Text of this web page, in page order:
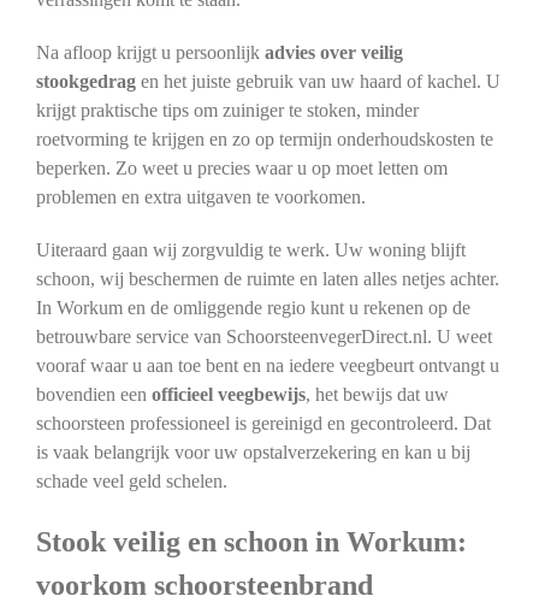
Na afloop krijgt u persoonlijk advies over veilig
stookgedragen het juiste gebruik van uw haard of kachel. U
krijgt praktische tips om zuiniger te stoken, minder
roetvorming te krijgen en zo op termijn onderhoudskosten te
beperken. Zo weet u precies waar u op moet letten om
problemen en extra uitgaven te voorkomen.
Uiteraard gaan wij zorgvuldig te werk. Uw woning blijft
schoon, wij beschermen de ruimte en laten alles netjes achter.
In Workum en de omliggende regio kunt u rekenen op de
betrouwbare service van SchoorsteenvegerDirect.nl. U weet
vooraf waar u aan toe bent en na iedere veegbeurt ontvangt u
bovendien een officieel veegbewijs, het bewijs dat uw
schoorsteen professioneel is gereinigd en gecontroleerd. Dat
is vaak belangrijk voor uw opstalverzekering en kan u bij
schade veel geld schelen.
Stook veilig en schoon in Workum:
voorkom schoorsteenbrand